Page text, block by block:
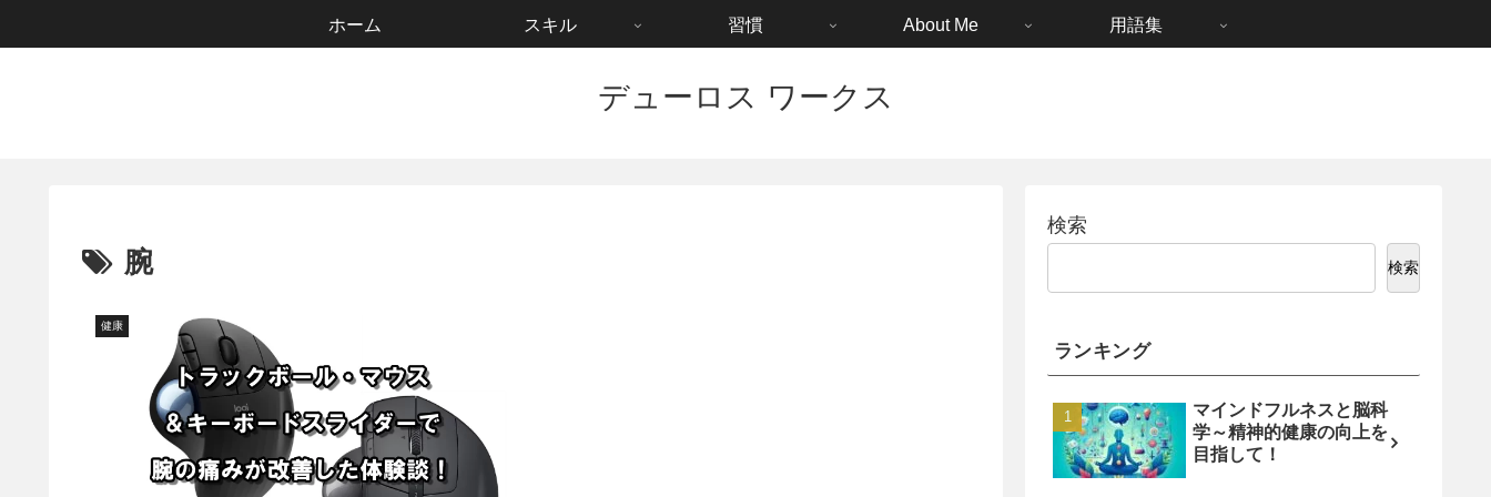
デューロス ワークス
ホーム スキル 習慣 About Me 用語集
腕
健康
検索
検索
ランキング
マインドフルネスと脳科
学～精神的健康の向上を
目指して！